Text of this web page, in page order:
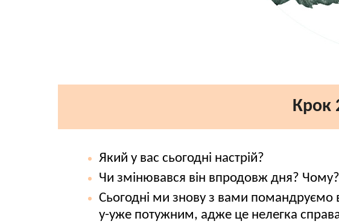
Крок
Який у вас сьогодні настрій?
Чи змінювався він впродовж дня? Чому?
Сьогодні ми знову з вами помандруємо
у-уже потужним, адже це нелегка